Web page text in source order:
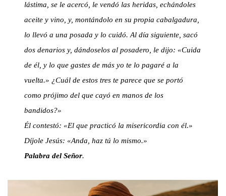
lástima, se le acercó, le vendó las heridas, echándoles
aceite y vino, y, montándolo en su propia cabalgadura,
lo llevó a una posada y lo cuidó. Al día siguiente, sacó
dos denarios y, dándoselos al posadero, le dijo: «Cuida
de él, y lo que gastes de más yo te lo pagaré a la
vuelta.» ¿Cuál de estos tres te parece que se portó
como prójimo del que cayó en manos de los
bandidos?»
Él contestó: «El que practicó la misericordia con él.»
Díjole Jesús: «Anda, haz tú lo mismo.»
Palabra del Señor.